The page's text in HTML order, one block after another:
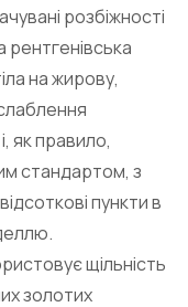
розбіжності
на жирову,
як правило,
стандартом, з
пункти в
щільність
золотих